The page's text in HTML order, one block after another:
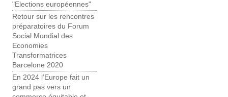
"Elections européennes"
Retour sur les rencontres
préparatoires du Forum
Social Mondial des
Economies
Transformatrices
Barcelone 2020
En 2024 l’Europe fait un
grand pas vers un